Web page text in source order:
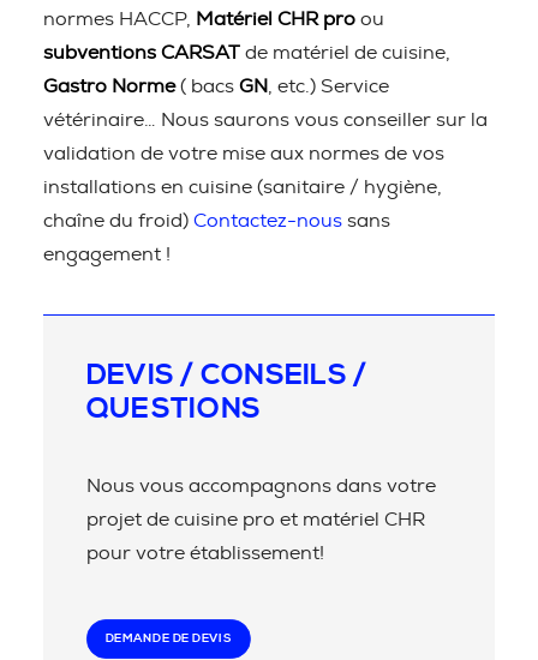
normes HACCP,
Matériel CHR pro ou
subventions CARSAT de matériel de cuisine,
Gastro Norme( bacs GN
, etc.) Service
vétérinaire… Nous saurons vous conseiller sur la
validation de votre mise aux normes de vos
installations en cuisine (sanitaire / hygiène,
chaîne du froid) Contactez-nous sans
engagement !
DEVIS / CONSEILS /
QUESTIONS
Nous vous accompagnons dans votre
projet de cuisine pro et matériel CHR
pour votre établissement!
DEMANDE DE DEVIS